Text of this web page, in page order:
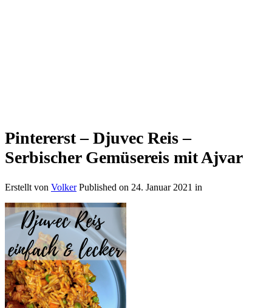
Pintererst – Djuvec Reis –
Serbischer Gemüsereis mit Ajvar
Erstellt von Volker Published on 24. Januar 2021 in